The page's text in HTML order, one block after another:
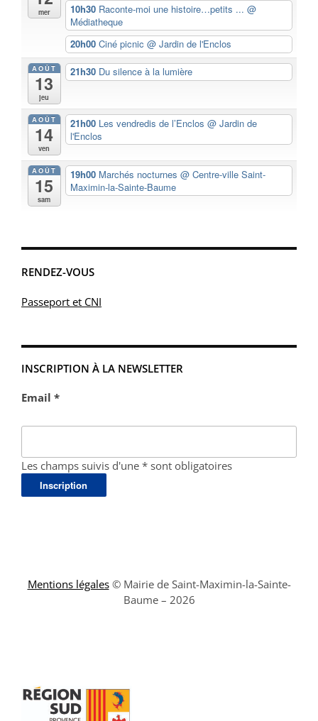
mer
10h30 Raconte-moi une histoire…petits ... @
Médiatheque
20h00 Ciné picnic @ Jardin de l'Enclos
AOÛT
13
jeu
21h30 Du silence à la lumière
AOÛT
14
ven
21h00 Les vendredis de l’Enclos @ Jardin de
l'Enclos
AOÛT
15
sam
19h00 Marchés nocturnes @ Centre-ville Saint-
Maximin-la-Sainte-Baume
RENDEZ-VOUS
Passeport et CNI
INSCRIPTION À LA NEWSLETTER
Email *
Les champs suivis d'une * sont obligatoires
Mentions légales© Mairie de Saint-Maximin-la-Sainte-
Baume – 2026